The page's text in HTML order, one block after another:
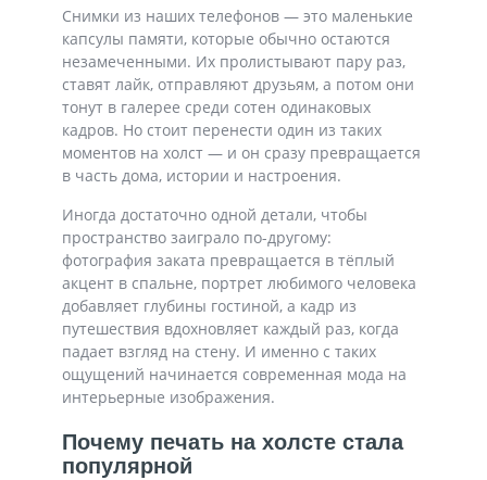
Снимки из наших телефонов — это маленькие
капсулы памяти, которые обычно остаются
незамеченными. Их пролистывают пару раз,
ставят лайк, отправляют друзьям, а потом они
тонут в галерее среди сотен одинаковых
кадров. Но стоит перенести один из таких
моментов на холст — и он сразу превращается
в часть дома, истории и настроения.
Иногда достаточно одной детали, чтобы
пространство заиграло по-другому:
фотография заката превращается в тёплый
акцент в спальне, портрет любимого человека
добавляет глубины гостиной, а кадр из
путешествия вдохновляет каждый раз, когда
падает взгляд на стену. И именно с таких
ощущений начинается современная мода на
интерьерные изображения.
Почему печать на холсте стала
популярной